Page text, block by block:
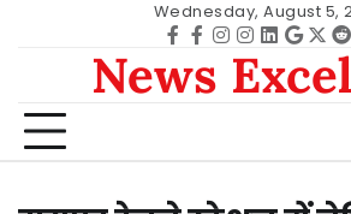
Wednesday, August 5,
Facebook
facebook
Instagram
instagram
Linkedin
News